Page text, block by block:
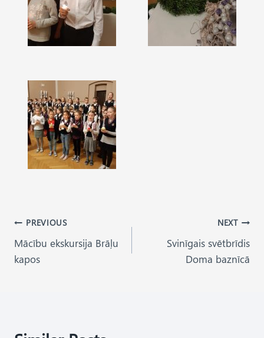
Post
navigation
PREVIOUS
Mācību ekskursija Brāļu
kapos
NEXT
Svinīgais svētbrīdis
Doma baznīcā